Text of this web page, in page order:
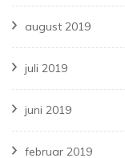
august 2019
juli 2019
juni 2019
februar 2019